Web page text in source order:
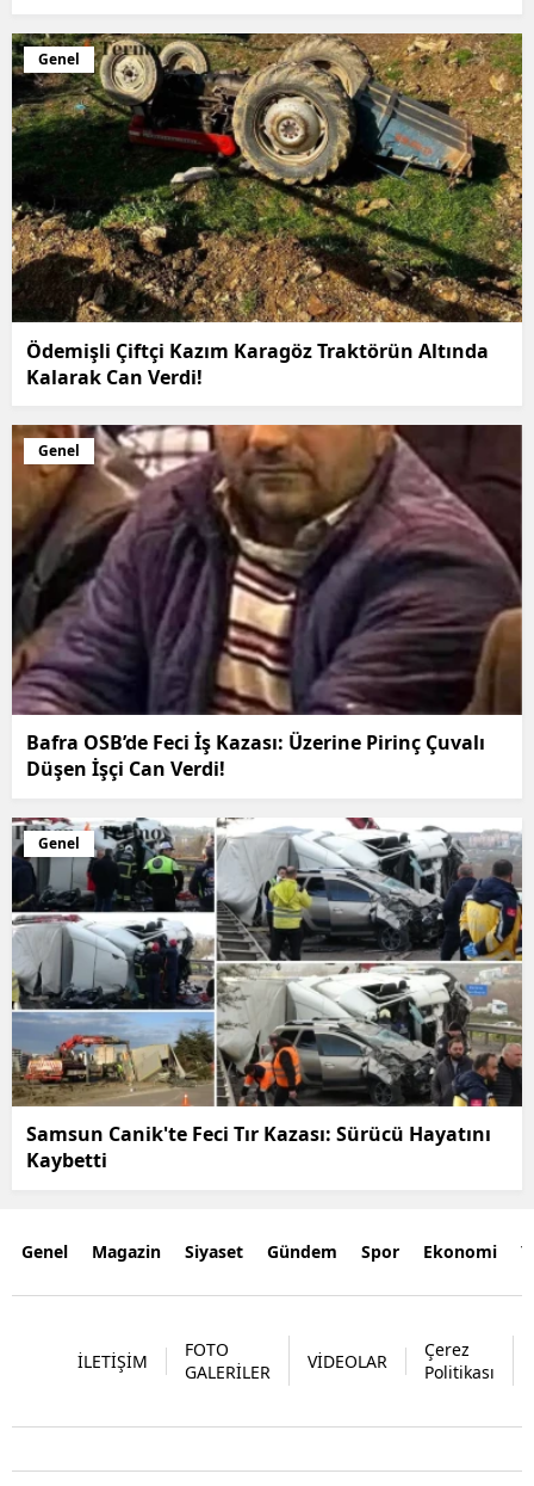
Genel
Ödemişli Çiftçi Kazım Karagöz Traktörün Altında
Kalarak Can Verdi!
Genel
Bafra OSB’de Feci İş Kazası: Üzerine Pirinç Çuvalı
Düşen İşçi Can Verdi!
Genel
Samsun Canik'te Feci Tır Kazası: Sürücü Hayatını
Kaybetti
Genel Magazin Siyaset Gündem Spor Ekonomi
İLETİŞİM
FOTO
GALERİLER
VİDEOLAR
Çerez
Politikası